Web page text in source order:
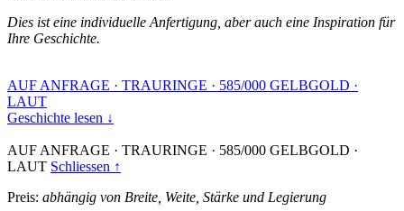
Dies ist eine individuelle Anfertigung, aber auch eine Inspiration für
Ihre Geschichte.
AUF ANFRAGE · TRAURINGE · 585/000 GELBGOLD ·
LAUT
Geschichte lesen ↓
AUF ANFRAGE · TRAURINGE · 585/000 GELBGOLD ·
LAUT Schliessen ↑
Preis: abhängig von Breite, Weite, Stärke und Legierung